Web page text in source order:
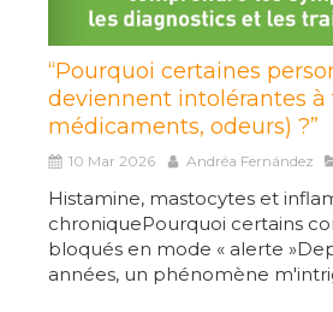
“Pourquoi certaines
deviennent intolérantes
médicaments, odeurs) ?”
10 Mar 2026 Andréa Fernández
Histamine, mastocytes et
chroniquePourquoi certains
bloqués en mode « alerte
années, un phénomène